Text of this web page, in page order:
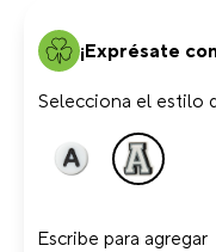
¡Exprésate
Selecciona el estilo
Escribe para agregar